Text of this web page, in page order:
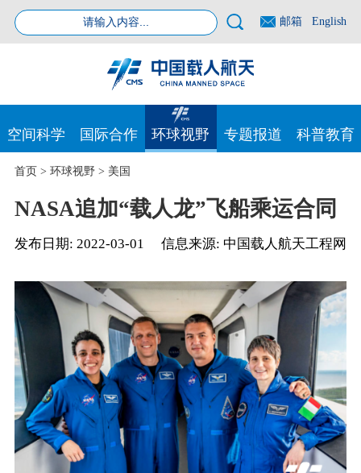
邮箱 English
空间科学 国际合作 环球视野 专题报道 科普教育
首页> 环球视野> 美国
NASA追加“载人龙”飞船乘运合同
发布日期: 2022-03-01 信息来源: 中国载人航天工程网